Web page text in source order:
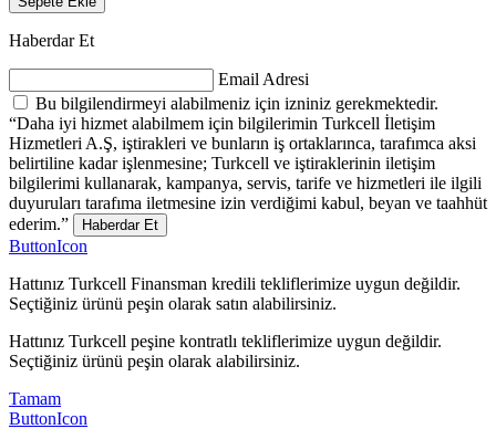
Haberdar Et
Email Adresi
Bu bilgilendirmeyi alabilmeniz için izniniz gerekmektedir.
“Daha iyi hizmet alabilmem için bilgilerimin Turkcell İletişim
Hizmetleri A.Ş, iştirakleri ve bunların iş ortaklarınca, tarafımca aksi
belirtiline kadar işlenmesine; Turkcell ve iştiraklerinin iletişim
bilgilerimi kullanarak, kampanya, servis, tarife ve hizmetleri ile ilgili
duyuruları tarafıma iletmesine izin verdiğimi kabul, beyan ve taahhüt
ederim.”
Haberdar Et
ButtonIcon
Hattınız Turkcell Finansman kredili tekliflerimize uygun değildir.
Seçtiğiniz ürünü peşin olarak satın alabilirsiniz.
Hattınız Turkcell peşine kontratlı tekliflerimize uygun değildir.
Seçtiğiniz ürünü peşin olarak alabilirsiniz.
Tamam
ButtonIcon